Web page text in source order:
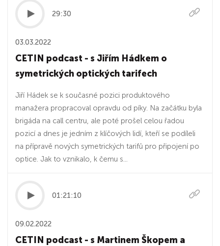
29:30
03.03.2022
CETIN podcast - s Jiřím Hádkem o
symetrických optických tarifech
Jiří Hádek se k současné pozici produktového
manažera propracoval opravdu od píky. Na začátku byla
brigáda na call centru, ale poté prošel celou řadou
pozicí a dnes je jedním z klíčových lidí, kteří se podíleli
na přípravě nových symetrických tarifů pro připojení po
optice. Jak to vznikalo, k čemu s...
01:21:10
09.02.2022
CETIN podcast - s Martinem Škopem a